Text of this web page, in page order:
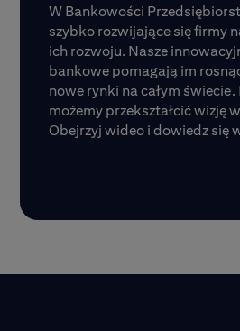
W Bankowości
szybko rozwijające się firmy
ich rozwoju. Nasze
bankowe pomagają im
nowe rynki na całym świecie.
możemy przekształcić wizję
Obejrzyj wideo i dowiedz się